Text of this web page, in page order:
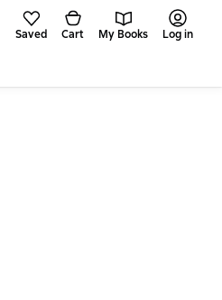
Saved Cart My Books Log in